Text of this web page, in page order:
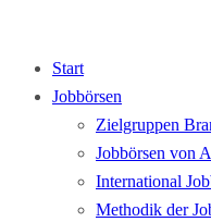
Start
Jobbörsen
Zielgruppen
Jobbörsen von
International
Methodik der